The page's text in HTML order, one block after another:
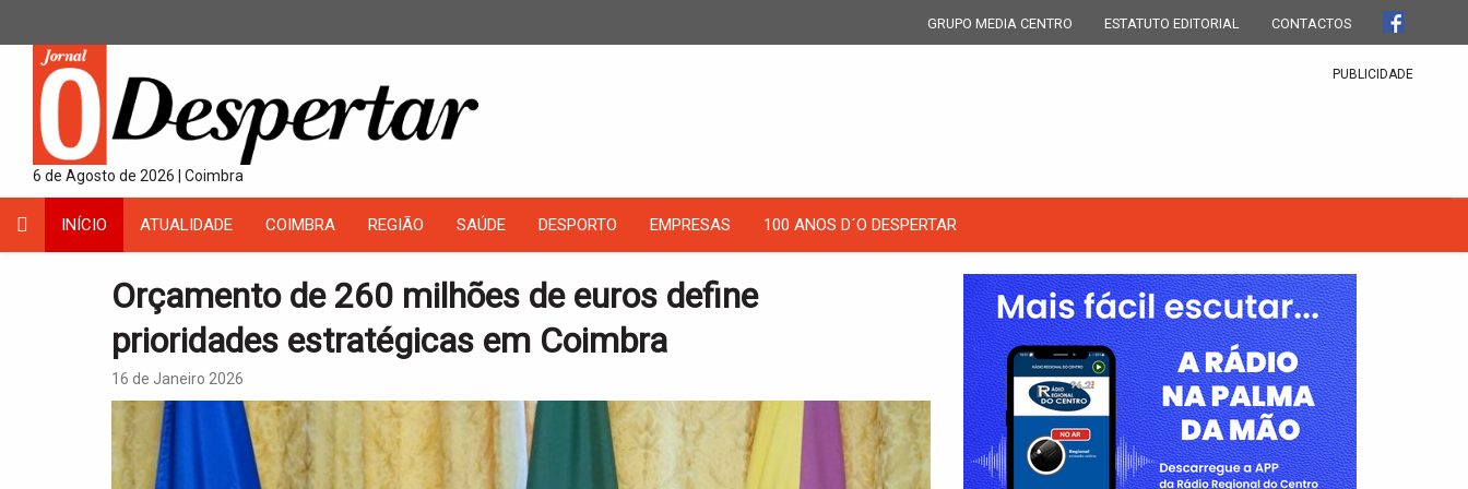
GRUPO MEDIA CENTRO ESTATUTO EDITORIAL CONTACTOS
6 de Agosto de 2026 | Coimbra
PUBLICIDADE
INÍCIO ATUALIDADE COIMBRA REGIÃO SAÚDE DESPORTO EMPRESAS 100 ANOS D´O DESPERTAR
Orçamento de 260 milhões de euros define
prioridades estratégicas em Coimbra
16 de Janeiro 2026